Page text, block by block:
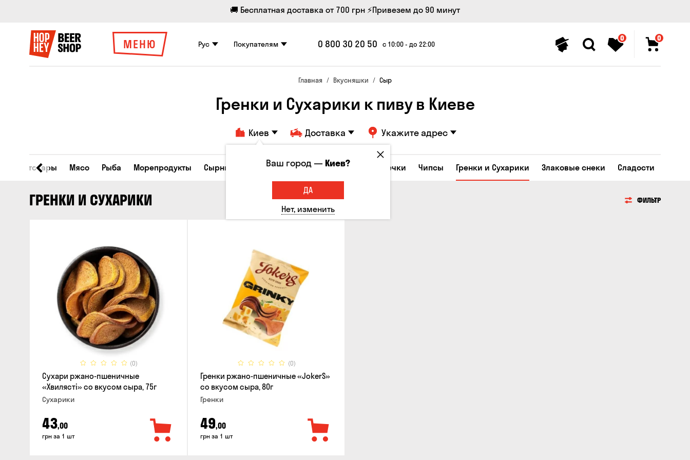
🚚 Бесплатная доставка от 700 грн ⚡Привезем до 90 минут
МЕНЮ Рус Покупателям 0 800 30 20 50 с 10:00 - до 22:00
0 0
Главная Вкусняшки Сыр
Гренки и Сухарики к пиву в Киеве
Киев Доставка Укажите адрес
Все товары Мясо Рыба Морепродукты Сырные закуски Орешки Кукуруза Семечки Чипсы Гренки и Сухарики Злаковые снеки Сладости
ГРЕНКИ И СУХАРИКИ ФИЛЬТР
(0)
Сухари ржано-пшеничные
«Хвилясті» со вкусом сыра, 75г
Сухарики
43,00
грн за 1 шт
(0)
Гренки ржано-пшеничные «JokerS»
со вкусом сыра, 80г
Гренки
49,00
грн за 1 шт
Ваш город —Киев?
ДА
Нет, изменить